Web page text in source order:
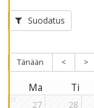
p
t
e
a
a